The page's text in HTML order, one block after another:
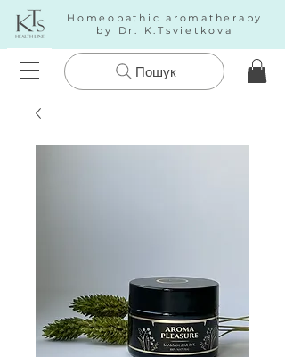
Homeopathic aromatherapy
by Dr. K.Tsvietkova
Пошук